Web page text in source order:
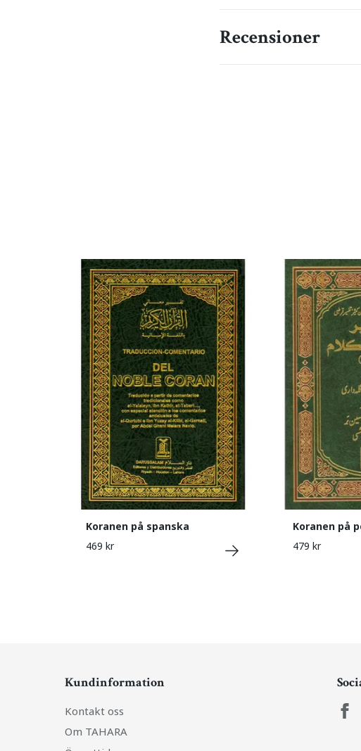
Recensioner
Koranen på spanska
469 kr
Koranen på
479 kr
Kundinformation
Kontakt oss
Om TAHARA